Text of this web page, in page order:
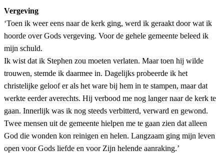
Vergeving
‘Toen ik weer eens naar de kerk ging, werd ik geraakt door wat ik
hoorde over Gods vergeving. Voor de gehele gemeente beleed ik
mijn schuld.
Ik wist dat ik Stephen zou moeten verlaten. Maar toen hij wilde
trouwen, stemde ik daarmee in. Dagelijks probeerde ik het
christelijke geloof er als het ware bij hem in te stampen, maar dat
werkte eerder averechts. Hij verbood me nog langer naar de kerk te
gaan. Innerlijk was ik nog steeds verbitterd, verward en gewond.
Twee mensen uit de gemeente hielpen me te gaan zien dat alleen
God die wonden kon reinigen en helen. Langzaam ging mijn leven
open voor Gods liefde en voor Zijn helende aanraking.’